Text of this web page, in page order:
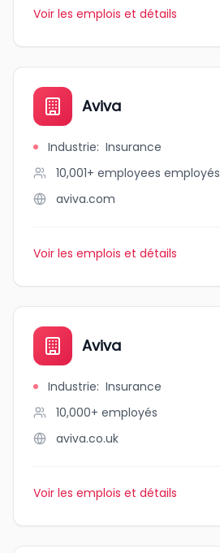
Voir les emplois et détails
Aviva
Industrie: Insurance
10,001+ employees employés
aviva.com
Voir les emplois et détails
Aviva
Industrie: Insurance
10,000+ employés
aviva.co.uk
Voir les emplois et détails